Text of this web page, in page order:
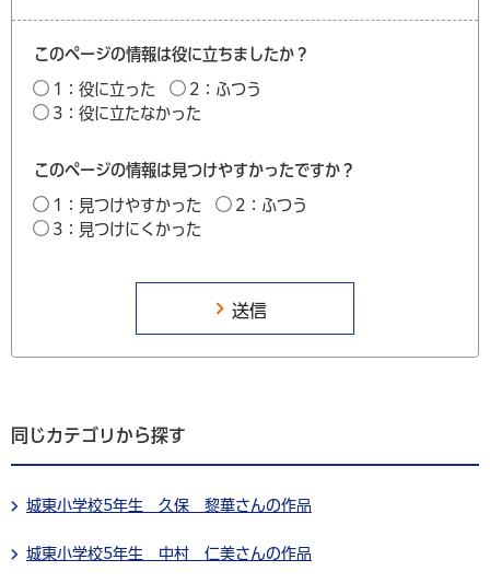
このページの情報は役に立ちましたか？
1：役に立った
2：ふつう
3：役に立たなかった
このページの情報は見つけやすかったですか？
1：見つけやすかった
2：ふつう
3：見つけにくかった
同じカテゴリから探す
城東小学校5年生 久保 黎華さんの作品
城東小学校5年生 中村 仁美さんの作品